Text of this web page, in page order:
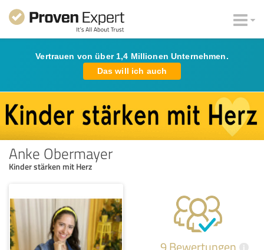
Vertrauen von über 1,4 Millionen Unternehmen.
Das will ich auch
Anke Obermayer
Kinder stärken mit Herz
9 Bewertungen i